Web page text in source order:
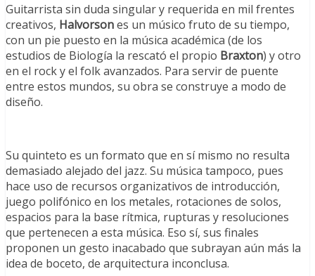
Guitarrista sin duda singular y requerida en mil frentes
creativos, Halvorsones un músico fruto de su tiempo,
con un pie puesto en la música académica (de los
estudios de Biología la rescató el propio Braxton) y otro
en el rock y el folk avanzados. Para servir de puente
entre estos mundos, su obra se construye a modo de
diseño.
Su quinteto es un formato que en sí mismo no resulta
demasiado alejado del jazz. Su música tampoco, pues
hace uso de recursos organizativos de introducción,
juego polifónico en los metales, rotaciones de solos,
espacios para la base rítmica, rupturas y resoluciones
que pertenecen a esta música. Eso sí, sus finales
proponen un gesto inacabado que subrayan aún más la
idea de boceto, de arquitectura inconclusa.